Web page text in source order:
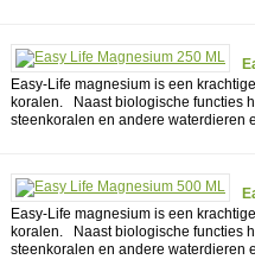
Easy-Life magnesium is een
koralen. Naast biologische functies
steenkoralen en andere waterdieren
Easy-Life magnesium is een
koralen. Naast biologische functies
steenkoralen en andere waterdieren